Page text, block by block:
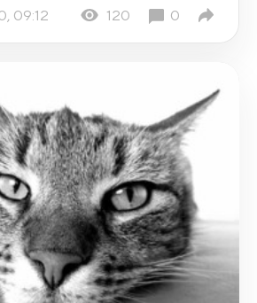
09:12 120 0